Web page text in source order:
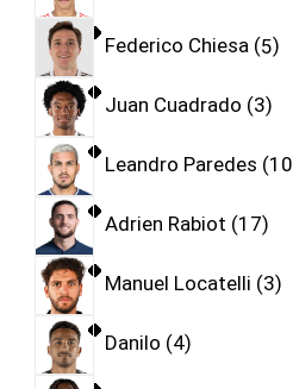
Federico Chiesa 5
Juan Cuadrado 3
Leandro Paredes 10
Adrien Rabiot 17
Manuel Locatelli 3
Danilo 4